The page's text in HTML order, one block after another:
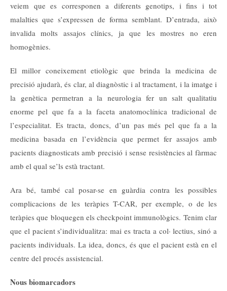
veiem que es corresponen a diferents genotips, i fins i tot
malalties que s’expressen de forma semblant. D’entrada, això
invalida molts assajos clínics, ja que les mostres no eren
homogènies.
El millor coneixement etiològic que brinda la medicina de
precisió ajudarà, és clar, al diagnòstic i al tractament, i la imatge i
la genètica permetran a la neurologia fer un salt qualitatiu
enorme pel que fa a la faceta anatomoclínica tradicional de
l’especialitat. Es tracta, doncs, d’un pas més pel que fa a la
medicina basada en l’evidència que permet fer assajos amb
pacients diagnosticats amb precisió i sense resistències al fàrmac
amb el qual se’ls està tractant.
Ara bé, també cal posar-se en guàrdia contra les possibles
complicacions de les teràpies T-CAR, per exemple, o de les
teràpies que bloquegen els checkpoint immunològics. Tenim clar
que el pacient s’individualitza: mai es tracta a col· lectius, sinó a
pacients individuals. La idea, doncs, és que el pacient està en el
centre del procés assistencial.
Nous biomarcadors